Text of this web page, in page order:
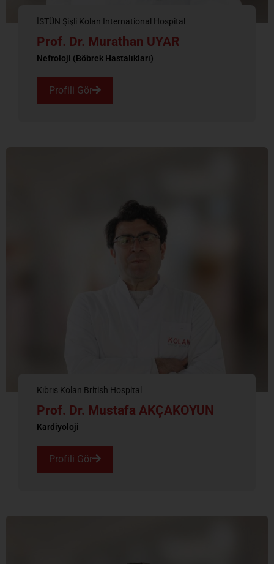
İSTÜN Şişli Kolan International Hospital
Prof. Dr. Murathan UYAR
Nefroloji (Böbrek Hastalıkları)
Profili Gör
Kıbrıs Kolan British Hospital
Prof. Dr. Mustafa AKÇAKOYUN
Kardiyoloji
Profili Gör